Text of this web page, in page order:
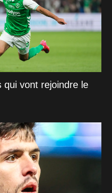
qui vont rejoindre le